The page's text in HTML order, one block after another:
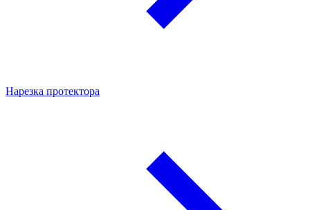
Нарезка протектора